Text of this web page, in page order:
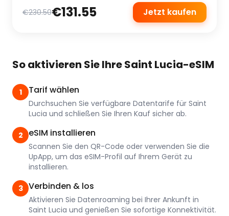
€230.50€131.55 Jetzt kaufen
So aktivieren Sie Ihre Saint Lucia-eSIM
1 Tarif wählen
Durchsuchen Sie verfügbare Datentarife für Saint
Lucia und schließen Sie Ihren Kauf sicher ab.
2 eSIM installieren
Scannen Sie den QR-Code oder verwenden Sie die
UpApp, um das eSIM-Profil auf Ihrem Gerät zu
installieren.
3 Verbinden & los
Aktivieren Sie Datenroaming bei Ihrer Ankunft in
Saint Lucia und genießen Sie sofortige Konnektivität.